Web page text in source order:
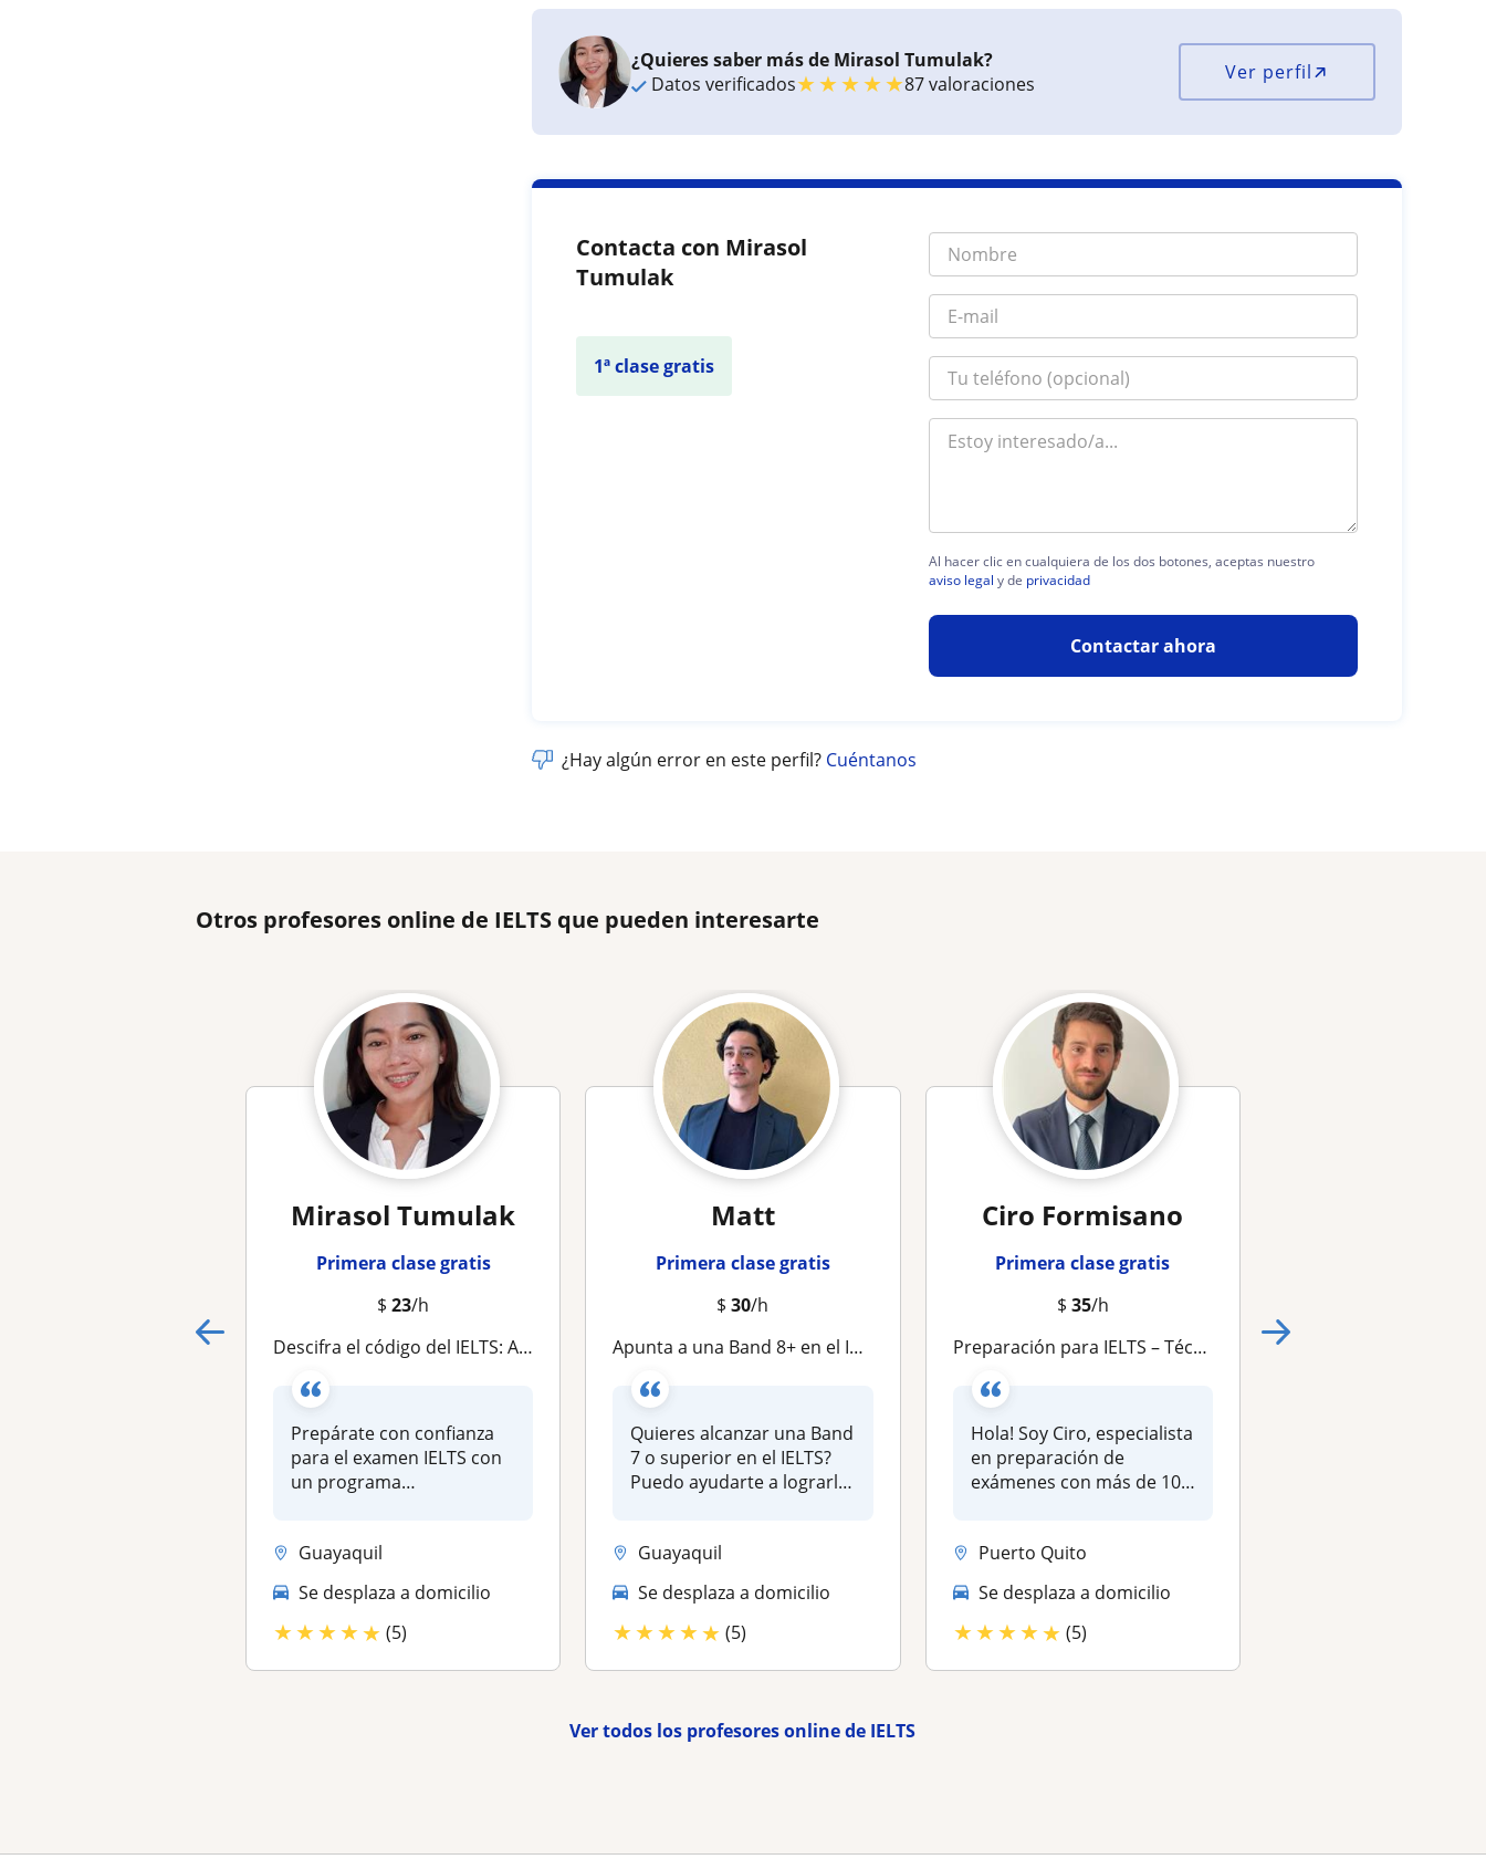
¿Quieres saber más de Mirasol Tumulak?
Datos verificados★★★★★87 valoraciones Ver perfil
Contacta con Mirasol
Tumulak
1ª clase gratis
Al hacer clic en cualquiera de los dos botones, aceptas nuestro
aviso legal y de privacidad
Contactar ahora
¿Hay algún error en este perfil? Cuéntanos
Otros profesores online de IELTS que pueden interesarte
Mirasol Tumulak
Primera clase gratis
$23/h
Descifra el código del IELTS: Alcanza tu puntuación objetivo con coaching experto y preparación personalizada
Prepárate con confianza
para el examen IELTS con
un programa
Guayaquil
Se desplaza a domicilio
★★★★★ (5)
Matt
Primera clase gratis
$30/h
Apunta a una Band 8+ en el IELTS – Aprende con un tutor de inglés apasionado y orientado a resultados
Quieres alcanzar una Band
7 o superior en el IELTS?
Puedo ayudarte a lograrlo
Guayaquil
Se desplaza a domicilio
★★★★★ (5)
Ciro Formisano
Primera clase gratis
$ 35/h
Preparación para IELTS – Técnicas efectivas para alcanzar Band 7
Hola! Soy Ciro, especialista
en preparación de
exámenes con más de 10
Puerto Quito
Se desplaza a domicilio
★★★★★ (5)
Ver todos los profesores online de IELTS